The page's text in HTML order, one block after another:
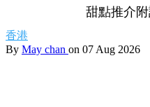
甜點推介
香港
By May chan on 07 Aug 2026